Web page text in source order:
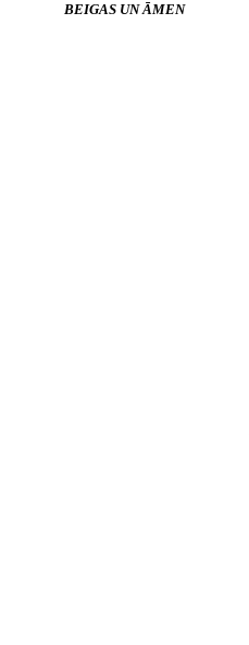
BEIGAS UN ĀMEN